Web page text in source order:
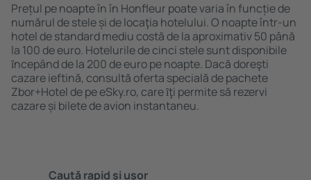
Prețul pe noapte în în Honfleur poate varia în funcție de
numărul de stele și de locaţia hotelului. O noapte într-un
hotel de standard mediu costă de la aproximativ 50 până
la 100 de euro. Hotelurile de cinci stele sunt disponibile
ȋncepând de la 200 de euro pe noapte. Dacă doreşti
cazare ieftină, consultă oferta specială de pachete
Zbor+Hotel de pe eSky.ro, care ȋţi permite să rezervi
cazare și bilete de avion instantaneu.
Caută rapid şi uşor